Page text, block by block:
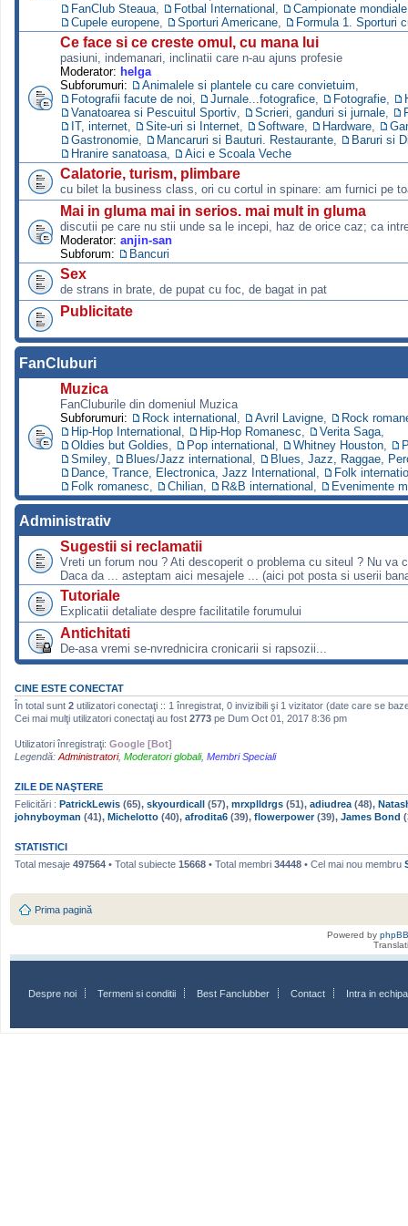
FanClub Steaua
Fotbal International
Campionate
Cupele europene
Sporturi Americane Formula 1. Sporturi
Ce face si ce creste omul, cu mana lui
pasiuni, indemanari, inclinatii care n-au ajuns profesie
Moderator: helga
Subforumuri:
Animalele si plantele cu care convietuim
Fotografii facute de noi
Jurnale...fotografice Fotografie
Vanatoarea si Pescuitul Sportiv
Scrieri, ganduri si jurnale
IT, internet
Site-uri si Internet Software Hardware
Gastronomie
Mancaruri si Bauturi. Restaurante
Baruri si
Hranire sanatoasa
Aici e Scoala Veche
Calatorie, turism, plimbare
cu bilet la business class, ori cu cortul in spinare: am furnici pe
Mai in gluma mai in serios. mai mult in gluma
discutii pe care nu stii unde sa le incepi, haz de orice caz; ca
Moderator: anjin-san
Subforum:
Bancuri
Sex
de strans in brate, de pupat cu foc, de bagat in pat
Publicitate
FanCluburi
Muzica
FanCluburile din domeniul Muzica
Subforumuri:
Rock international Avril Lavigne
Rock
Hip-Hop International
Hip-Hop Romanesc Verita Saga
Oldies but Goldies
Pop international Whitney Houston
Smiley
Blues/Jazz international
Blues, Jazz, Raggae,
Dance, Trance, Electronica, Jazz International
Folk
Folk romanesc
Chilian R&B international Evenimente
Administrativ
Sugestii si reclamatii
Vreti un forum nou ? Ati descoperit o problema cu siteul ? Nu va
Daca da ... asteptam aici mesajele ... (aici pot posta si userii
Tutoriale
Explicatii detaliate despre facilitatile forumului
Antichitati
De-asa vremi se-nvrednicira cronicarii si rapsozii...
CINE ESTE CONECTAT
În total sunt 2 utilizatori conectaţi :: 1 înregistrat, 0 invizibili şi 1 vizitator (date care se
Cei mai mulţi utilizatori conectaţi au fost 2773 pe Dum Oct 01, 2017 8:36 pm
Utilizatori înregistraţi: Google [Bot]
Legendă: Administratori, Moderatori globali, Membri Speciali
ZILE DE NAŞTERE
Felicitări : PatrickLewis (65), skyourdicall (57), mrxplldrgs (51), adiudrea (48),
johnyboyman (41), Michelotto (40), afrodita6 (39), flowerpower(39), James Bond
STATISTICI
Total mesaje 497564 • Total subiecte 15668 • Total membri 34448 • Cel mai nou membru
Prima pagină
Powered by phpBB
Despre noi Termeni si conditii Best Fanclubber Contact Intra in